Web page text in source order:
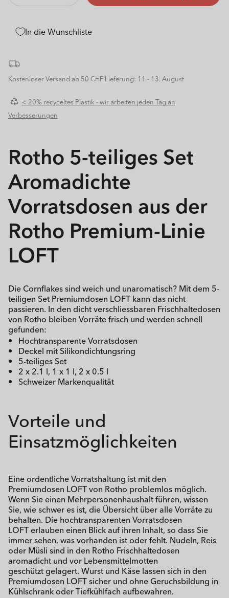
die
für
LOFT
die
für
LOFT
In die Wunschliste
Kostenloser Versand ab 50 CHF Lieferung: 11 - 13. August
< 20% recyceltes Plastik - wir arbeiten jeden Tag an
Verbesserungen
Rotho 5-teiliges Set
Aromadichte
Vorratsdosen aus der
Rotho Premium-Linie
LOFT
Die Cornflakes sind weich und unaromatisch? Mit dem 5-
teiligen Set Premiumdosen LOFT kann das nicht
passieren. In den dicht verschliessbaren Frischhaltedosen
von Rotho bleiben Vorräte frisch und werden schnell
gefunden:
Hochtransparente Vorratsdosen
Deckel mit Silikondichtungsring
5-teiliges Set
2 x 2.1 l, 1 x 1 l, 2 x 0.5 l
Schweizer Markenqualität
Vorteile und
Einsatzmöglichkeiten
Eine ordentliche Vorratshaltung ist mit den
Premiumdosen LOFT von Rotho problemlos möglich.
Wenn Sie einen Mehrpersonenhaushalt führen, wissen
Sie, wie schwer es ist, die Übersicht über alle Vorräte zu
behalten. Die hochtransparenten Vorratsdosen
LOFT erlauben einen Blick auf ihren Inhalt, so dass Sie
immer sehen, was vorhanden ist oder fehlt. Nudeln, Reis
oder Müsli sind in den Rotho Frischhaltedosen
aromadicht und vor Lebensmittelmotten
geschützt gelagert. Wurst und Käse lassen sich in den
Premiumdosen LOFT sicher und ohne Geruchsbildung in
Kühlschrank oder Tiefkühlfach aufbewahren.